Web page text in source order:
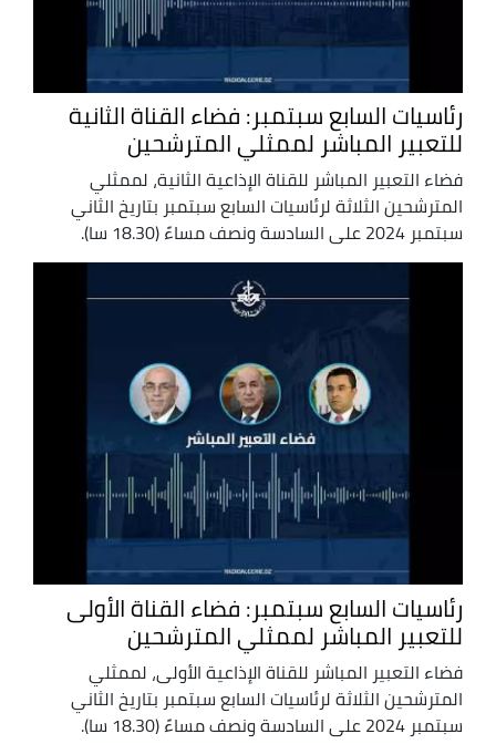
رئاسيات السابع سبتمبر: فضاء القناة الثانية
للتعبير المباشر لممثلي المترشحين
فضاء التعبير المباشر للقناة الإذاعية الثانية، لممثلي
المترشحين الثلاثة لرئاسيات السابع سبتمبر بتاريخ الثاني
سبتمبر 2024 على السادسة ونصف مساءً (18.30 سا).
رئاسيات السابع سبتمبر: فضاء القناة الأولى
للتعبير المباشر لممثلي المترشحين
فضاء التعبير المباشر للقناة الإذاعية الأولى، لممثلي
المترشحين الثلاثة لرئاسيات السابع سبتمبر بتاريخ الثاني
سبتمبر 2024 على السادسة ونصف مساءً (18.30 سا).